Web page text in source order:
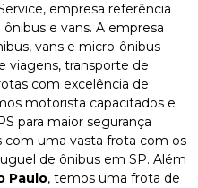
empresa referência
e vans. A empresa
vans e micro-ônibus
viagens, transporte de
com excelência de
motorista capacitados e
para maior segurança
com uma vasta frota com os
de ônibus em SP. Além
Paulo, temos uma frota de